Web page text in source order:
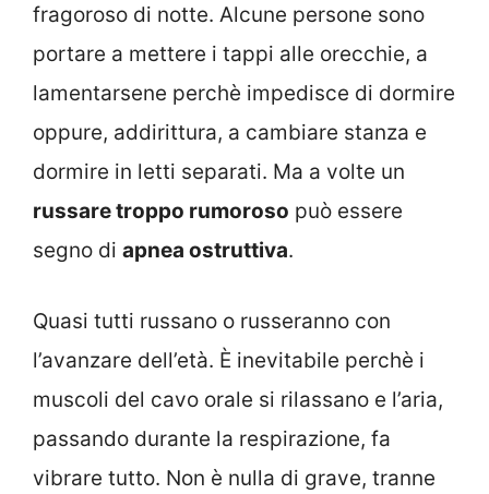
fragoroso di notte. Alcune persone sono
portare a mettere i tappi alle orecchie, a
lamentarsene perchè impedisce di dormire
oppure, addirittura, a cambiare stanza e
dormire in letti separati. Ma a volte un
russare troppo rumoroso può essere
segno di apnea ostruttiva.
Quasi tutti russano o russeranno con
l’avanzare dell’età. È inevitabile perchè i
muscoli del cavo orale si rilassano e l’aria,
passando durante la respirazione, fa
vibrare tutto. Non è nulla di grave, tranne